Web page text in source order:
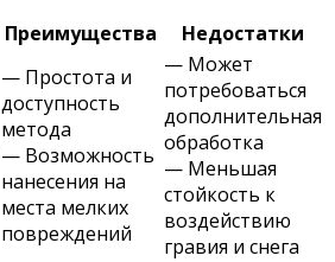
Преимущества Недостатки
— Простота и
доступность
метода
— Возможность
нанесения на
места мелких
повреждений
— Может
потребоваться
дополнительная
обработка
— Меньшая
стойкость к
воздействию
гравия и снега